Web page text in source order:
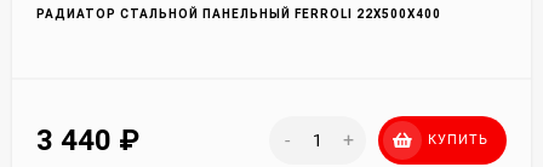
РАДИАТОР СТАЛЬНОЙ ПАНЕЛЬНЫЙ FERROLI 22X500X400
3 440 ₽ - + КУПИТЬ